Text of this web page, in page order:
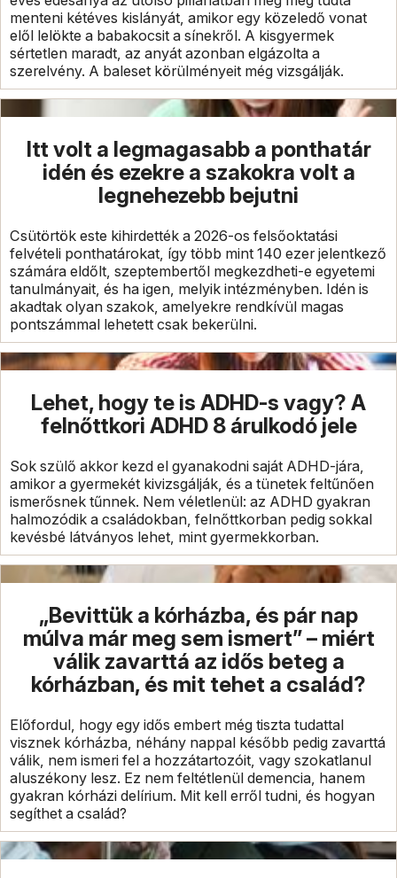
menteni kétéves kislányát, amikor egy közeledő vonat
elől lelökte a babakocsit a sínekről. A kisgyermek
sértetlen maradt, az anyát azonban elgázolta a
szerelvény. A baleset körülményeit még vizsgálják.
Itt volt a legmagasabb a ponthatár
idén és ezekre a szakokra volt a
legnehezebb bejutni
Csütörtök este kihirdették a 2026-os felsőoktatási
felvételi ponthatárokat, így több mint 140 ezer jelentkező
számára eldőlt, szeptembertől megkezdheti-e egyetemi
tanulmányait, és ha igen, melyik intézményben. Idén is
akadtak olyan szakok, amelyekre rendkívül magas
pontszámmal lehetett csak bekerülni.
Lehet, hogy te is ADHD-s vagy? A
felnőttkori ADHD 8 árulkodó jele
Sok szülő akkor kezd el gyanakodni saját ADHD-jára,
amikor a gyermekét kivizsgálják, és a tünetek feltűnően
ismerősnek tűnnek. Nem véletlenül: az ADHD gyakran
halmozódik a családokban, felnőttkorban pedig sokkal
kevésbé látványos lehet, mint gyermekkorban.
„Bevittük a kórházba, és pár nap
múlva már meg sem ismert” – miért
válik zavarttá az idős beteg a
kórházban, és mit tehet a család?
Előfordul, hogy egy idős embert még tiszta tudattal
visznek kórházba, néhány nappal később pedig zavarttá
válik, nem ismeri fel a hozzátartozóit, vagy szokatlanul
aluszékony lesz. Ez nem feltétlenül demencia, hanem
gyakran kórházi delírium. Mit kell erről tudni, és hogyan
segíthet a család?